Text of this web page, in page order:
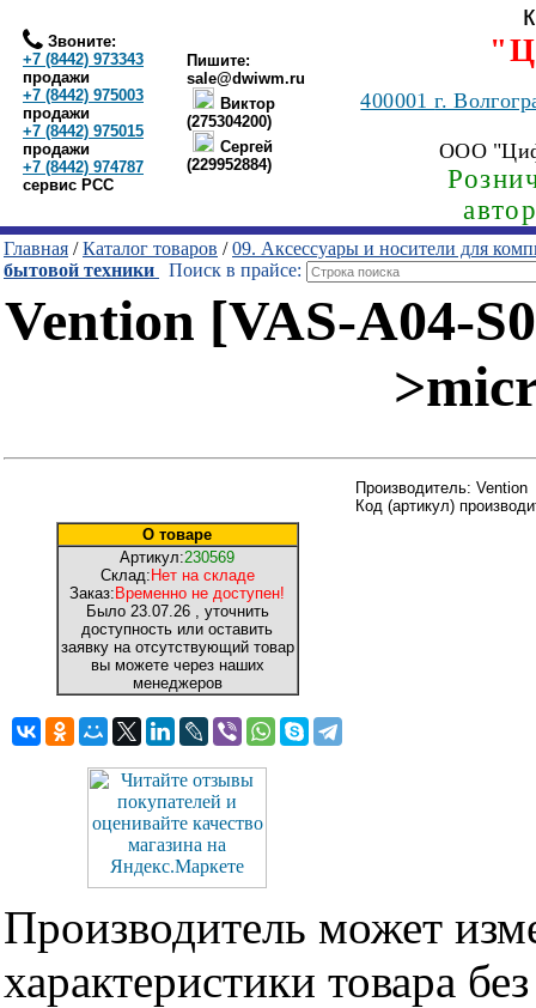
Звоните:
+7 (8442) 973343
продажи
+7 (8442) 975003
продажи
+7 (8442) 975015
продажи
+7 (8442) 974787
сервис РСС
Пишите:
sale@dwiwm.ru
Виктор
(275304200)
Сергей
(229952884)
400001г.
ООО
Главная /Каталог товаров /09. Аксессуары и носители для
бытовой техники
Поиск в прайсе:
Vention [VAS-A04-
О товаре
Артикул:230569
Склад: Нет на складе
Заказ: Временно не доступен!
Было 23.07.26 , уточнить
доступность или оставить
заявку на отсутствующий товар
вы можете через наших
менеджеров
Производитель: Vention
Код (артикул)
Производитель может
характеристики товара